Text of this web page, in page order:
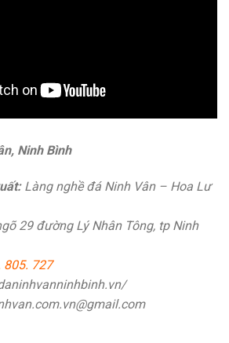
Ninh Bình
Làng nghề đá Ninh Vân – Hoa Lư
29 đường Lý Nhân Tông, tp Ninh
805. 727